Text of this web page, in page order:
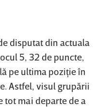
disputat din actuala
5, 32 de puncte,
pe ultima poziţie în
Astfel, visul grupării
tot mai departe de a